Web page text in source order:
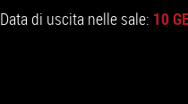
Data di uscita nelle sale: 10